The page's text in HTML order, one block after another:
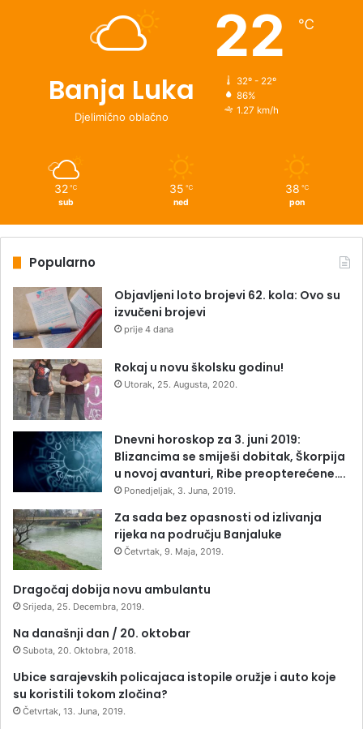
Banja Luka
Djelimično oblačno
22 ℃
32º - 22º
86%
1.27 km/h
32 ℃
sub
35 ℃
ned
38 ℃
pon
Popularno
Objavljeni loto brojevi 62. kola: Ovo su
izvučeni brojevi
prije 4 dana
Rokaj u novu školsku godinu!
Utorak, 25. Augusta, 2020.
Dnevni horoskop za 3. juni 2019:
Blizancima se smiješi dobitak, Škorpija
u novoj avanturi, Ribe preopterećene….
Ponedjeljak, 3. Juna, 2019.
Za sada bez opasnosti od izlivanja
rijeka na području Banjaluke
Četvrtak, 9. Maja, 2019.
Dragočaj dobija novu ambulantu
Srijeda, 25. Decembra, 2019.
Na današnji dan / 20. oktobar
Subota, 20. Oktobra, 2018.
Ubice sarajevskih policajaca istopile oružje i auto koje
su koristili tokom zločina?
Četvrtak, 13. Juna, 2019.